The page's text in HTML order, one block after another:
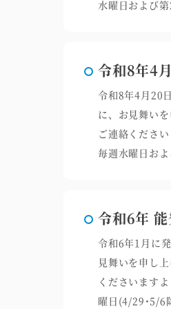
水曜日および
令和8年4
令和8年4月20
に、お見舞い
ご連絡くださ
毎週水曜日お
令和6年
令和6年1月に
見舞いを申し
くださいます
曜日(4/29･5/6